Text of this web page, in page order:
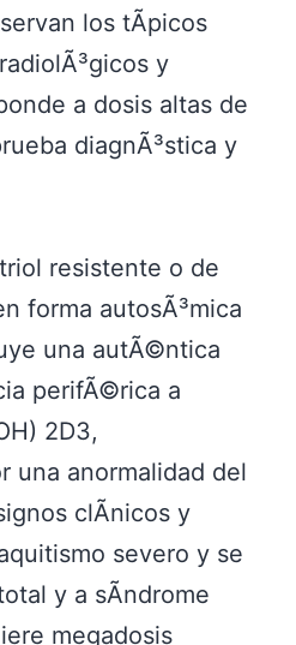
los tÃ­picos
y
a dosis altas de
diagnÃ³stica y
resistente o de
forma autosÃ³mica
una autÃ©ntica
perifÃ©rica a
2D3,
una anormalidad del
clÃ­nicos y
severo y se
y a sÃ­ndrome
megadosis